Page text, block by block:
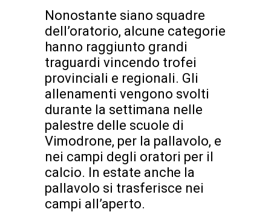
Nonostante siano squadre
dell’oratorio, alcune categorie
hanno raggiunto grandi
traguardi vincendo trofei
provinciali e regionali. Gli
allenamenti vengono svolti
durante la settimana nelle
palestre delle scuole di
Vimodrone, per la pallavolo, e
nei campi degli oratori per il
calcio. In estate anche la
pallavolo si trasferisce nei
campi all’aperto.